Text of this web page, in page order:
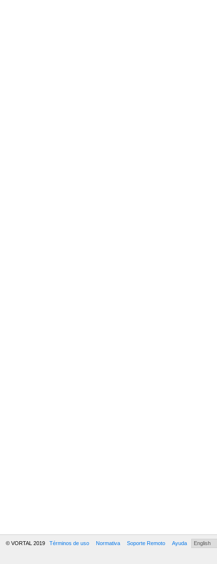
© VORTAL 2019 Términos de uso Normativa Soporte Remoto Ayuda